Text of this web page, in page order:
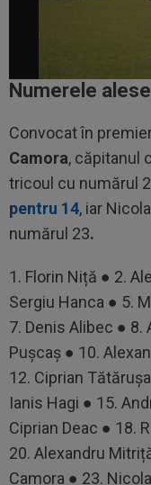
Numerele
Convocat în
Camora, căpitanul
tricoul cu numărul
pentru 14, iar
numărul 23.
1. Florin Niță ● 2.
Sergiu Hanca ● 5.
7. Denis Alibec ● 8.
Pușcaș ● 10.
12. Ciprian
Ianis Hagi ● 15.
Ciprian Deac ● 18.
20. Alexandru
Camora ● 23.